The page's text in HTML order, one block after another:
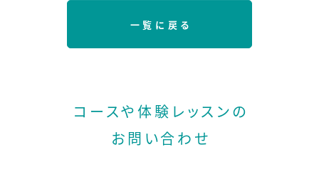
一覧に戻る
コースや体験レッスンの
お問い合わせ